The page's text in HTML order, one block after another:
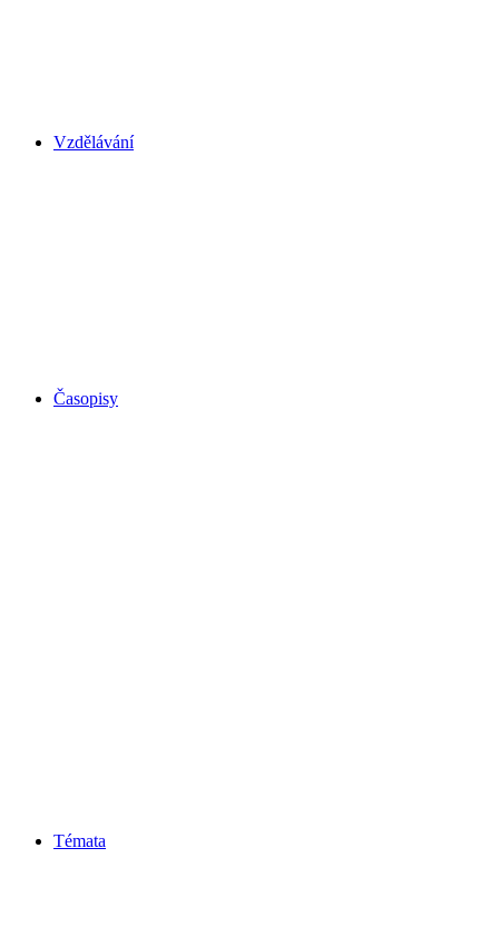
Vzdělávání
Časopisy
Témata